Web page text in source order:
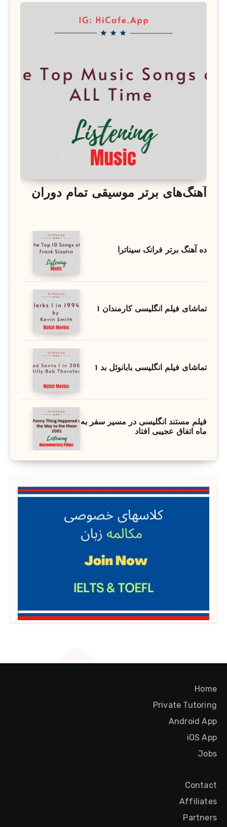
آهنگ‌های برتر موسیقی تمام دوران
ده آهنگ برتر فرانک سیناترا
تماشای فیلم انگلیسی کارمندان 1
تماشای فیلم انگلیسی بابانوئل بد 1
فیلم مستند انگلیسی در مسیر سفر به
ماه اتفاق عجیبی افتاد
Home
Private Tutoring
Android App
iOS App
Jobs
Contact
Affiliates
Partners